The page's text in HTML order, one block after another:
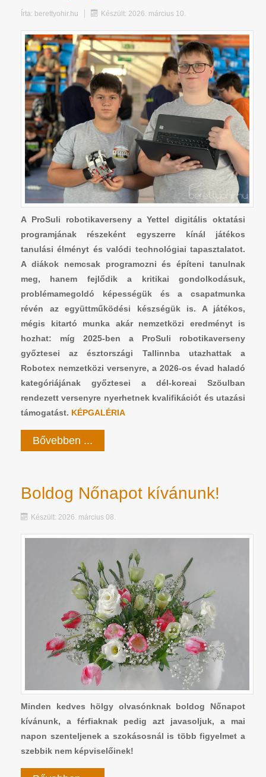
Írta: berettyohir.hu Készült: 2026. március 10.
A ProSuli robotikaverseny a Yettel digitális oktatási
programjának részeként egyszerre kínál játékos
tanulási élményt és valódi technológiai tapasztalatot.
A diákok nemcsak programozni és építeni tanulnak
meg, hanem fejlődik a kritikai gondolkodásuk,
problémamegoldó képességük és a csapatmunka
révén az együttműködési készségük is. A játékos,
mégis kitartó munka akár nemzetközi eredményt is
hozhat: míg 2025-ben a ProSuli robotikaverseny
győztesei az észtországi Tallinnba utazhattak a
Robotex nemzetközi versenyre, a 2026-os évad haladó
kategóriájának győztesei a dél-koreai Szöulban
rendezett versenyre nyerhetnek kvalifikációt és utazási
támogatást. KÉPGALÉRIA
Bővebben ...
Boldog Nőnapot kívánunk!
Készült: 2026. március 08.
Minden kedves hölgy olvasónknak boldog Nőnapot
kívánunk, a férfiaknak pedig azt javasoljuk, a mai
napon szenteljenek a szokásosnál is több figyelmet a
szebbik nem képviselőinek!